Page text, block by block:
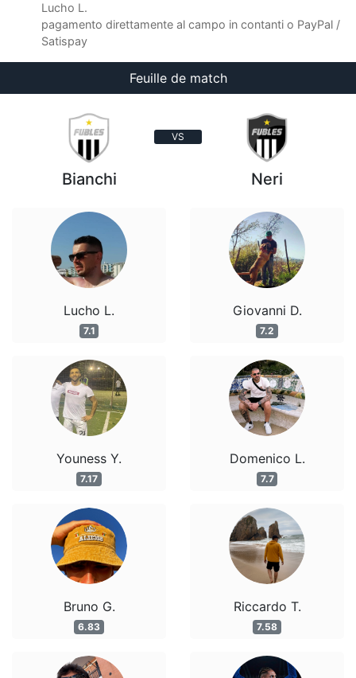
Lucho L.
pagamento direttamente al campo in contanti o PayPal /
Satispay
Feuille de match
VS
Bianchi
Lucho L.
7.1
Youness Y.
7.17
Bruno G.
6.83
Neri
Giovanni D.
7.2
Domenico L.
7.7
Riccardo T.
7.58